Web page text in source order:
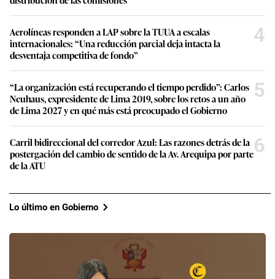
Aerolíneas responden a LAP sobre la TUUA a escalas
internacionales: “Una reducción parcial deja intacta la
desventaja competitiva de fondo”
4
“La organización está recuperando el tiempo perdido”: Carlos
Neuhaus, expresidente de Lima 2019, sobre los retos a un año
de Lima 2027 y en qué más está preocupado el Gobierno
5
Carril bidireccional del corredor Azul: Las razones detrás de la
postergación del cambio de sentido de la Av. Arequipa por parte
de la ATU
6
Lo último en Gobierno